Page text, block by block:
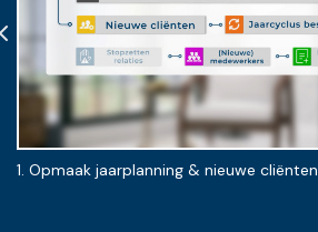
1. Opmaak jaarplanning & nieuwe cliënten